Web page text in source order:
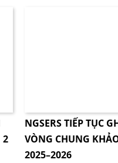
2
NGSERS TIẾP TỤC
VÒNG CHUNG
2025–2026